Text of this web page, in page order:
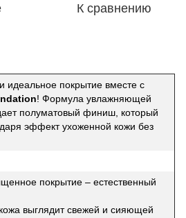
К сравнению
и идеальное покрытие вместе с
! Формула увлажняющей
полуматовый финиш, который
эффект ухоженной кожи без
покрытие – естественный
выглядит свежей и сияющей